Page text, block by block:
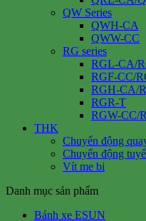
QW Series
QWH-CA
QWW-CC
RG series
RGL-CA/
RGF-CC/
RGH-CA/
RGR-T
RGW-CC/
THK
Chuyển động
Chuyển động
Vít me bi
Danh mục sản phẩm
Bánh xe ESUN